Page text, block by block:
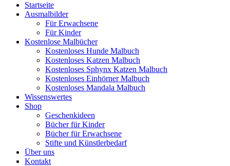
Startseite
Ausmalbilder
Für Erwachsene
Für Kinder
Kostenlose Malbücher
Kostenloses Hunde Malbuch
Kostenloses Katzen Malbuch
Kostenloses Sphynx Katzen Malbuch
Kostenloses Einhörner Malbuch
Kostenloses Mandala Malbuch
Wissenswertes
Shop
Geschenkideen
Bücher für Kinder
Bücher für Erwachsene
Stifte und Künstlerbedarf
Über uns
Kontakt